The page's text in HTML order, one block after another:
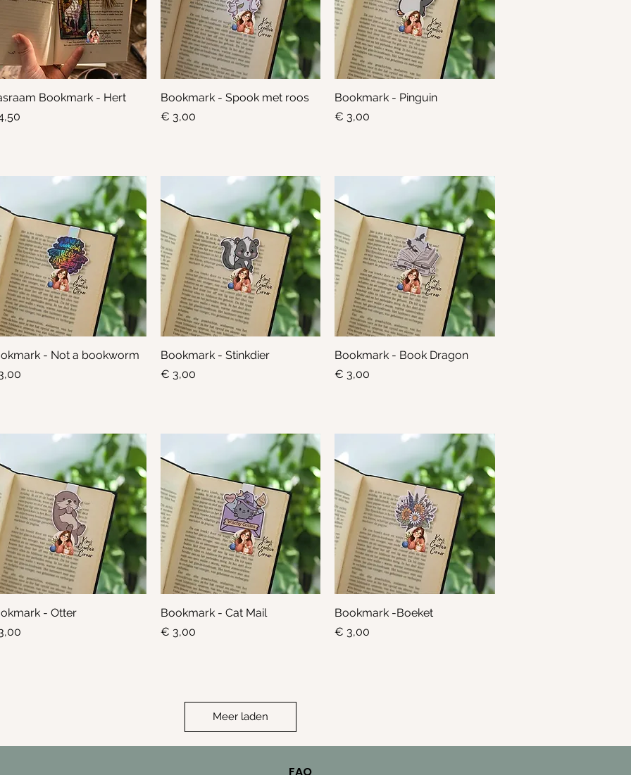
Snel overzicht
Bookmark - Hert
Snel overzicht
Bookmark - Spook met roos
Prijs
€ 3,00
Snel overzicht
Bookmark - Pinguin
Prijs
€ 3,00
Snel overzicht
- Not a bookworm
Snel overzicht
Bookmark - Stinkdier
Prijs
€ 3,00
Snel overzicht
Bookmark - Book Dragon
Prijs
€ 3,00
Snel overzicht
- Otter
Snel overzicht
Bookmark - Cat Mail
Prijs
€ 3,00
Snel overzicht
Bookmark -Boeket
Prijs
€ 3,00
Meer laden
FAQ